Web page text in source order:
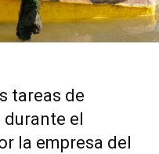
tareas de
el
la empresa del